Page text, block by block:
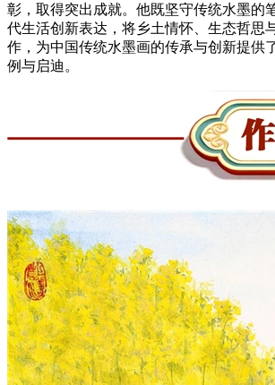
彰，取得突出成就。他既坚守传统水墨的
代生活创新表达，将乡土情怀、生态哲思
作，为中国传统水墨画的传承与创新提供
例与启迪。